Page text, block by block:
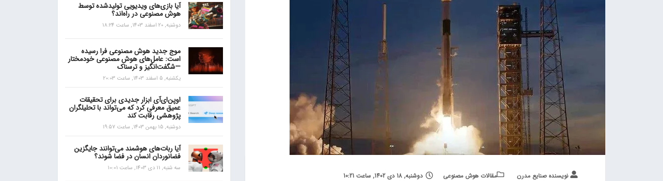
نویسنده صنایع مدرن مقالات هوش مصنوعی دوشنبه, 18 دی 1402, ساعت 10:21
آیا بازی‌های ویدیویی تولیدشده توسط
هوش مصنوعی در راه‌اند؟
دوشنبه, 20 اسفند 1403, ساعت 18:24
موج جدید هوش مصنوعی فرا رسیده
است: عامل‌های هوش مصنوعی خودمختار
—شگفت‌انگیز و ترسناک
یکشنبه, 5 اسفند 1403, ساعت 20:03
اوپن‌ای‌آی ابزار جدیدی برای تحقیقات
عمیق معرفی کرد که می‌تواند با تحلیلگران
پژوهشی رقابت کند
دوشنبه, 15 بهمن 1403, ساعت 19:57
آیا ربات‌های هوشمند می‌توانند جایگزین
فضانوردان انسان در فضا شوند؟
سه شنبه, 11 دی 1403, ساعت 10:01